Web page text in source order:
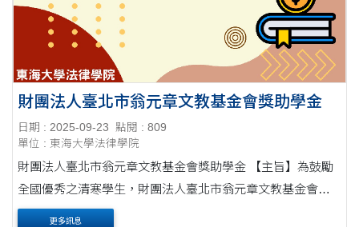
財團法人臺北市翁元章文教基金會獎助學金
日期 : 2025-09-23
點閱 : 809
單位 : 東海大學法律學院
財團法人臺北市翁元章文教基金會獎助學金 【主旨】為鼓勵
全國優秀之清寒學生，財團法人臺北市翁元章文教基金會設
有獎助學金。本學期獎助學金金額訂為每名新台幣三萬元
更多訊息